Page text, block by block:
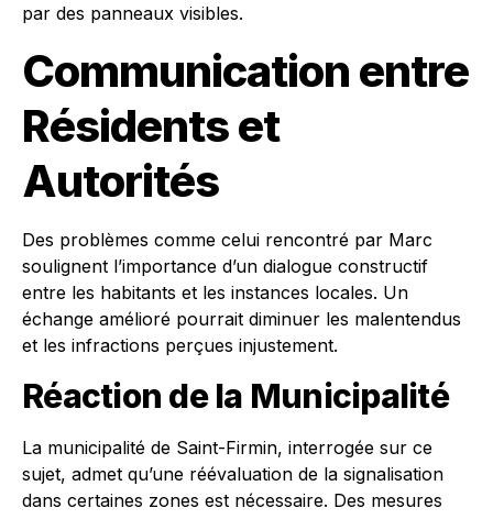
par des panneaux visibles.
Communication entre
Résidents et
Autorités
Des problèmes comme celui rencontré par Marc
soulignent l’importance d’un dialogue constructif
entre les habitants et les instances locales. Un
échange amélioré pourrait diminuer les malentendus
et les infractions perçues injustement.
Réaction de la Municipalité
La municipalité de Saint-Firmin, interrogée sur ce
sujet, admet qu’une réévaluation de la signalisation
dans certaines zones est nécessaire. Des mesures